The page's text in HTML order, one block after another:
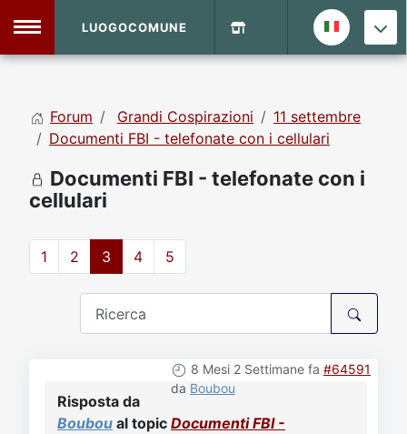
Home
DVD Shop
Sito
LUOGOCOMUNE
Forum Grandi Cospirazioni
11 settembre
Documenti FBI - telefonate con i cellulari
Documenti FBI - telefonate con i
cellulari
1 2 3 4 5
8 Mesi 2 Settimane fa #64591
da Boubou
Risposta da
Boubou al topic Documenti FBI -